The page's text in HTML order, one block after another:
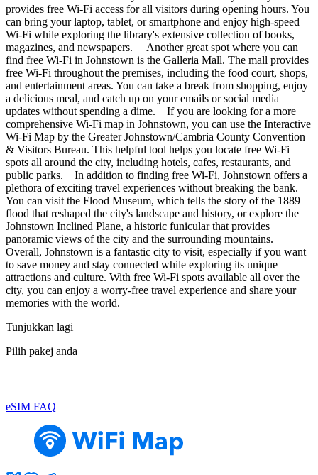
provides free Wi-Fi access for all visitors during opening hours. You
can bring your laptop, tablet, or smartphone and enjoy high-speed
Wi-Fi while exploring the library's extensive collection of books,
magazines, and newspapers. Another great spot where you can
find free Wi-Fi in Johnstown is the Galleria Mall. The mall provides
free Wi-Fi throughout the premises, including the food court, shops,
and entertainment areas. You can take a break from shopping, enjoy
a delicious meal, and catch up on your emails or social media
updates without spending a dime. If you are looking for a more
comprehensive Wi-Fi map in Johnstown, you can use the Interactive
Wi-Fi Map by the Greater Johnstown/Cambria County Convention
& Visitors Bureau. This helpful tool helps you locate free Wi-Fi
spots all around the city, including hotels, cafes, restaurants, and
public parks. In addition to finding free Wi-Fi, Johnstown offers a
plethora of exciting travel experiences without breaking the bank.
You can visit the Flood Museum, which tells the story of the 1889
flood that reshaped the city's landscape and history, or explore the
Johnstown Inclined Plane, a historic funicular that provides
panoramic views of the city and the surrounding mountains.
Overall, Johnstown is a fantastic city to visit, especially if you want
to save money and stay connected while exploring its unique
attractions and culture. With free Wi-Fi spots available all over the
city, you can enjoy a worry-free travel experience and share your
memories with the world.
Tunjukkan lagi
Pilih pakej anda
eSIM FAQ